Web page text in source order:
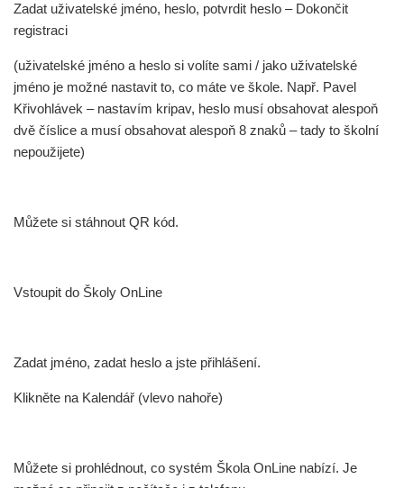
Zadat uživatelské jméno, heslo, potvrdit heslo – Dokončit
registraci
(uživatelské jméno a heslo si volíte sami / jako uživatelské
jméno je možné nastavit to, co máte ve škole. Např. Pavel
Křivohlávek – nastavím kripav, heslo musí obsahovat alespoň
dvě číslice a musí obsahovat alespoň 8 znaků – tady to školní
nepoužijete)
Můžete si stáhnout QR kód.
Vstoupit do Školy OnLine
Zadat jméno, zadat heslo a jste přihlášení.
Klikněte na Kalendář (vlevo nahoře)
Můžete si prohlédnout, co systém Škola OnLine nabízí. Je